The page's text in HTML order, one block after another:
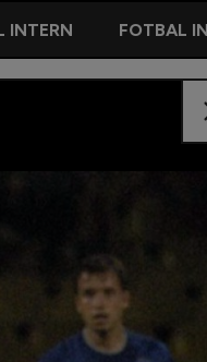
INTERN FOTBAL